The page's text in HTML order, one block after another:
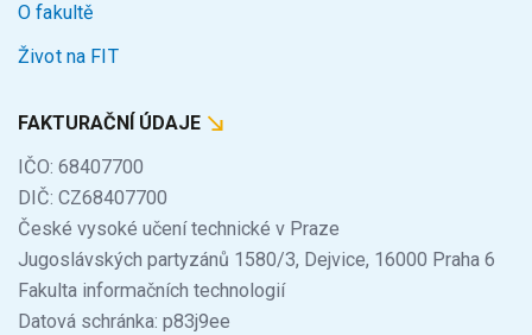
O fakultě
Život na FIT
FAKTURAČNÍ ÚDAJE
IČO: 68407700
DIČ: CZ68407700
České vysoké učení technické v Praze
Jugoslávských partyzánů 1580/3, Dejvice, 16000 Praha 6
Fakulta informačních technologií
Datová schránka: p83j9ee